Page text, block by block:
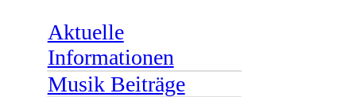
Aktuelle
Informationen
Musik Beiträge